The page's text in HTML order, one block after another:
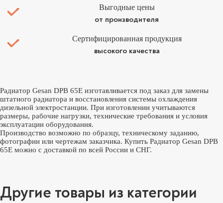
Выгодные цены
от производителя
Сертифицированная продукция
высокого качества
Радиатор Gesan DPB 65E изготавливается под заказ для замены
штатного радиатора и восстановления системы охлаждения
дизельной электростанции. При изготовлении учитываются
размеры, рабочие нагрузки, технические требования и условия
эксплуатации оборудования.
Производство возможно по образцу, техническому заданию,
фотографии или чертежам заказчика. Купить Радиатор Gesan DPB
65E можно с доставкой по всей России и СНГ.
Другие товары из категории